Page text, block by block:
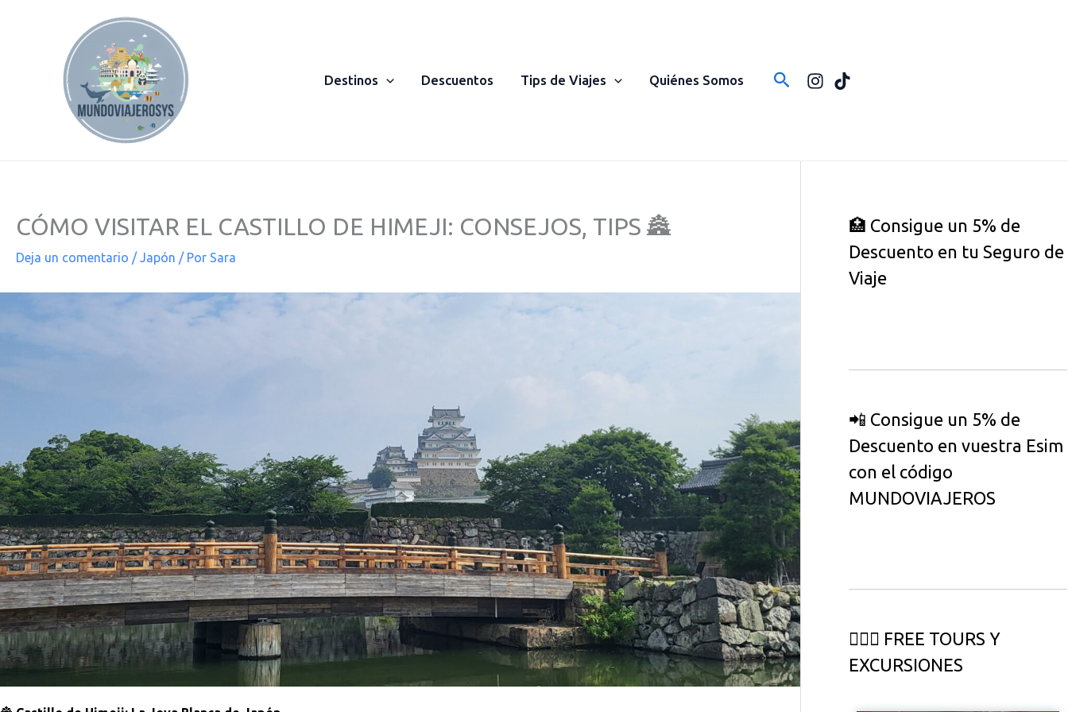
Destinos Descuentos Tips de Viajes Quiénes Somos Buscar
CÓMO VISITAR EL CASTILLO DE HIMEJI: CONSEJOS, TIPS 🏯
Deja un comentario /Japón / Por Sara
🏥 Consigue un 5% de
Descuento en tu Seguro de
Viaje
📲 Consigue un 5% de
Descuento en vuestra Esim
con el código
MUNDOVIAJEROS
🏄🏻‍♀️ FREE TOURS Y
EXCURSIONES